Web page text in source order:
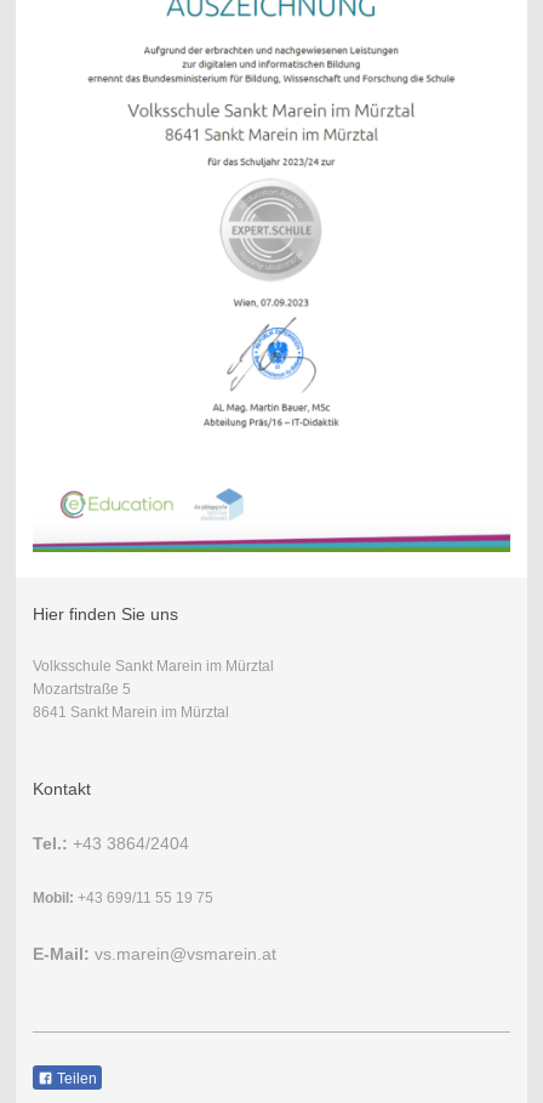
Hier finden Sie uns
Volksschule Sankt Marein im Mürztal
Mozartstraße 5
8641 Sankt Marein im Mürztal
Kontakt
Tel.: +43 3864/2404
Mobil: +43 699/11 55 19 75
E-Mail: vs.marein@vsmarein.at
Teilen